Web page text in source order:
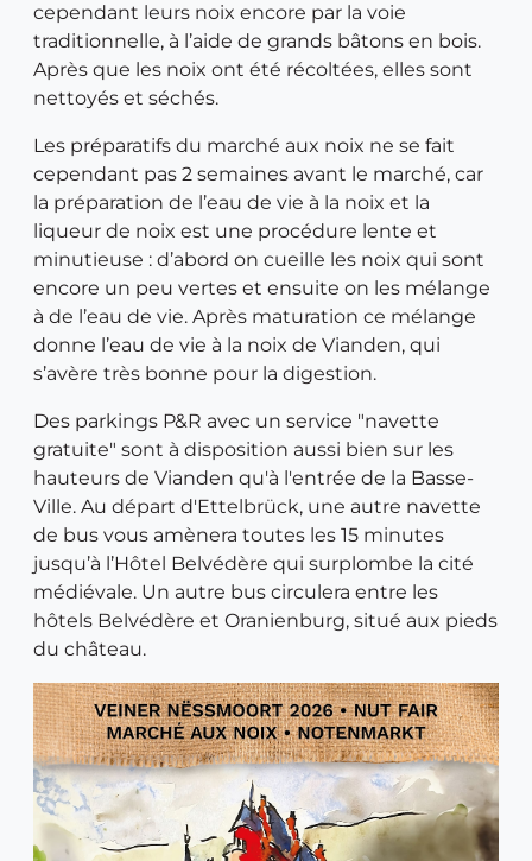
cependant leurs noix encore par la voie
traditionnelle, à l’aide de grands bâtons en bois.
Après que les noix ont été récoltées, elles sont
nettoyés et séchés.
Les préparatifs du marché aux noix ne se fait
cependant pas 2 semaines avant le marché, car
la préparation de l’eau de vie à la noix et la
liqueur de noix est une procédure lente et
minutieuse : d’abord on cueille les noix qui sont
encore un peu vertes et ensuite on les mélange
à de l’eau de vie. Après maturation ce mélange
donne l’eau de vie à la noix de Vianden, qui
s’avère très bonne pour la digestion.
Des parkings P&R avec un service "navette
gratuite" sont à disposition aussi bien sur les
hauteurs de Vianden qu'à l'entrée de la Basse-
Ville. Au départ d'Ettelbrück, une autre navette
de bus vous amènera toutes les 15 minutes
jusqu’à l’Hôtel Belvédère qui surplombe la cité
médiévale. Un autre bus circulera entre les
hôtels Belvédère et Oranienburg, situé aux pieds
du château.